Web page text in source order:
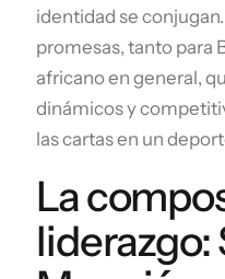
identidad se
promesas, tanto para
africano en general,
dinámicos y
las cartas en un
La
liderazgo: